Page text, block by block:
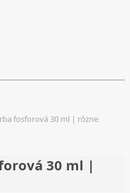
fosforová 30 ml | rôzne
30 ml |